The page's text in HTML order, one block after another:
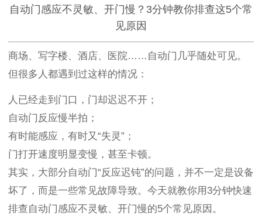
自动门感应不灵敏、开门慢？3分钟教你排查这5个常
见原因
商场、写字楼、酒店、医院……自动门几乎随处可见。
但很多人都遇到过这样的情况：
人已经走到门口，门却迟迟不开；
自动门反应慢半拍；
有时能感应，有时又“失灵”；
门打开速度明显变慢，甚至卡顿。
其实，大部分自动门“反应迟钝”的问题，并不一定是设备
坏了，而是一些常见故障导致。今天就教你用3分钟快速
排查自动门感应不灵敏、开门慢的5个常见原因。